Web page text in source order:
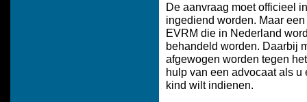
De aanvraag moet officieel
ingediend worden. Maar
EVRM die in Nederland
behandeld worden. Daarbij
afgewogen worden tegen
hulp van een advocaat als
kind wilt indienen.